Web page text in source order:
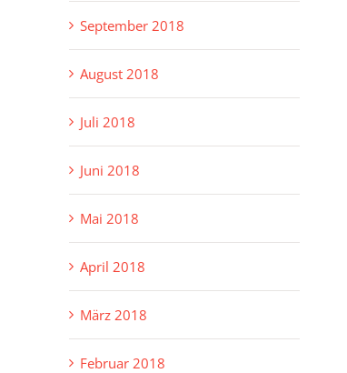
September 2018
August 2018
Juli 2018
Juni 2018
Mai 2018
April 2018
März 2018
Februar 2018